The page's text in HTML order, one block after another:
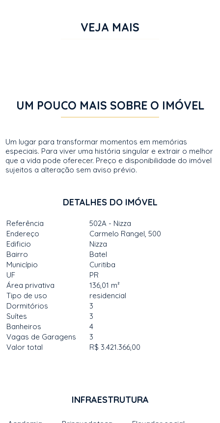
VEJA MAIS
UM POUCO MAIS SOBRE O IMÓVEL
Um lugar para transformar momentos em memórias
especiais. Para viver uma história singular e extrair o melhor
que a vida pode oferecer. Preço e disponibilidade do imóvel
sujeitos a alteração sem aviso prévio.
DETALHES DO IMÓVEL
Referência
502A - Nizza
Endereço
Carmelo Rangel, 500
Edificio
Nizza
Bairro
Batel
Município
Curitiba
UF
PR
Área privativa
136,01 m²
Tipo de uso
residencial
Dormitórios
3
Suítes
3
Banheiros
4
Vagas de Garagens
3
Valor total
R$ 3.421.366,00
INFRAESTRUTURA